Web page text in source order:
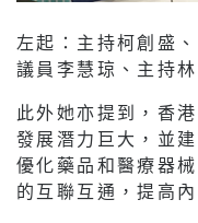
左起：主持柯創盛
議員李慧琼、主持
此外她亦提到，香
發展潛力巨大，並
優化藥品和醫療器
的互聯互通，提高